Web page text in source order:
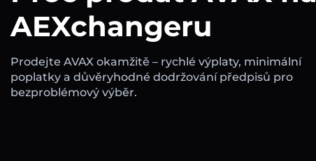
AEXchangeru
Prodejte AVAX okamžitě – rychlé výplaty, minimální
poplatky a důvěryhodné dodržování předpisů pro
bezproblémový výběr.